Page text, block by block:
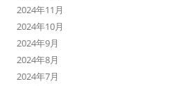
2024年11月
2024年10月
2024年9月
2024年8月
2024年7月